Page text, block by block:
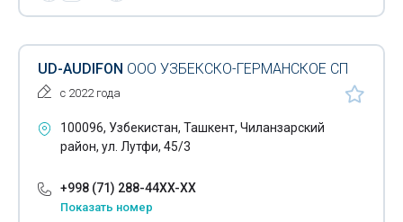
Лампы электрические
Лотки канцелярские
Маски для волос
Масса для лепки
UD-AUDIFON ООО УЗБЕКСКО-ГЕРМАНСКОЕ СП
с 2022 года
100096, Узбекистан, Ташкент, Чиланзарский
район, ул. Лутфи, 45/3
+998 (71) 288-44XX-XX
Показать номер